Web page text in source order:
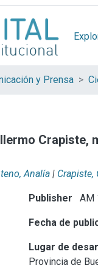
y Prensa
Crapiste,
Analía | Crapiste,
Publisher AM
Fecha de
Lugar de
Provincia de